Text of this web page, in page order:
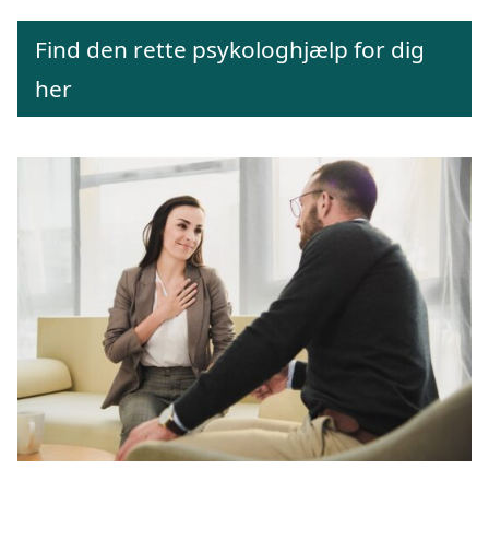
Find den rette psykologhjælp for dig
her